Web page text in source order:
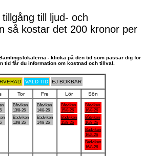
till ljud- och
så kostar det 200 kronor per
- klicka på den tid som passar dig för
tid får du information om kostnad och tillval.
VALD TID EJ BOKBAR
Tor Fre Lör
Sön
Båtviken
13/8-26
Badviken
13/8-26
Båtviken
14/8-26
Badviken
14/8-26
Båtviken
15/8-26
Badviken
15/8-26
Båtviken
16/8-26
Båtviken
16/8-26
Badviken
16/8-26
Badviken
16/8-26